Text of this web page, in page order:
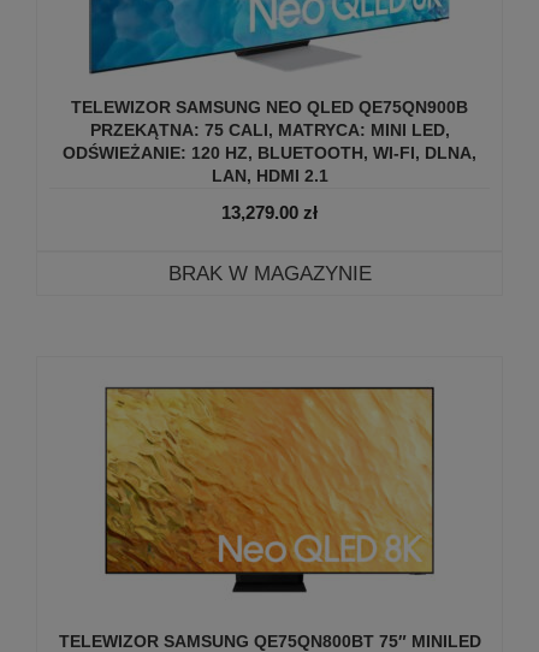
TELEWIZOR SAMSUNG NEO QLED QE75QN900B
PRZEKĄTNA: 75 CALI, MATRYCA: MINI LED,
ODŚWIEŻANIE: 120 HZ, BLUETOOTH, WI-FI, DLNA,
LAN, HDMI 2.1
13,279.00 zł
BRAK W MAGAZYNIE
TELEWIZOR SAMSUNG QE75QN800BT 75″ MINILED